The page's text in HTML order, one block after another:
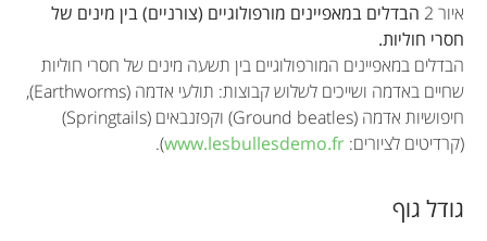
איור 2
הבדלים במאפיינים מורפולוגיים (צורניים) בין מינים של
חסרי חוליות.
הבדלים במאפיינים המורפולוגיים בין תשעה מינים של חסרי חוליות
שחיים באדמה ושייכים לשלוש קבוצות: תולעי אדמה (Earthworms),
חיפושיות אדמה (Ground beatles) וקפזנבאים (Springtails)
(קרדיטים לציורים: www.lesbullesdemo.fr
).
גודל גוף